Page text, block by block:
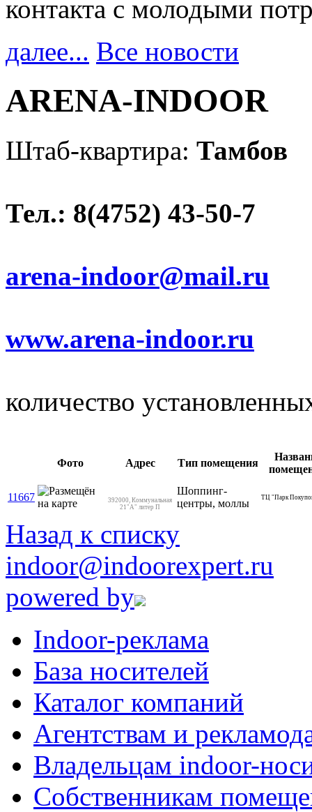
контакта с молодыми
далее... Все новости
ARENA-INDOOR
Штаб-квартира: Тамбов
Тел.: 8(4752) 43-50-7
arena-indoor@mail.ru
www.arena-indoor.ru
количество
Фото Адрес Тип помещения
11667
392000, Коммунальная
21"А" литер П
Шоппинг-
центры, моллы
ТЦ "Парк
Назад к списку
indoor@indoorexpert.ru
powered by
Indoor-реклама
База носителей
Каталог компаний
Агентствам и
Владельцам indoor-
Собственникам